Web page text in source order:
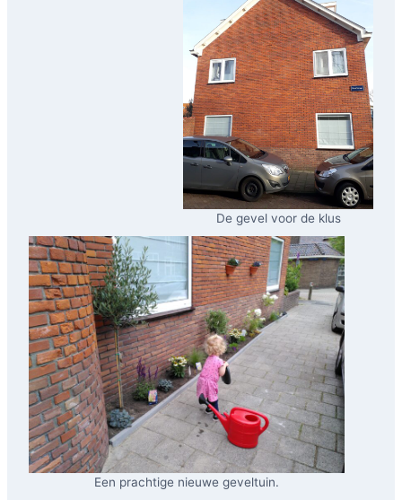
De gevel voor de klus
Een prachtige nieuwe geveltuin.